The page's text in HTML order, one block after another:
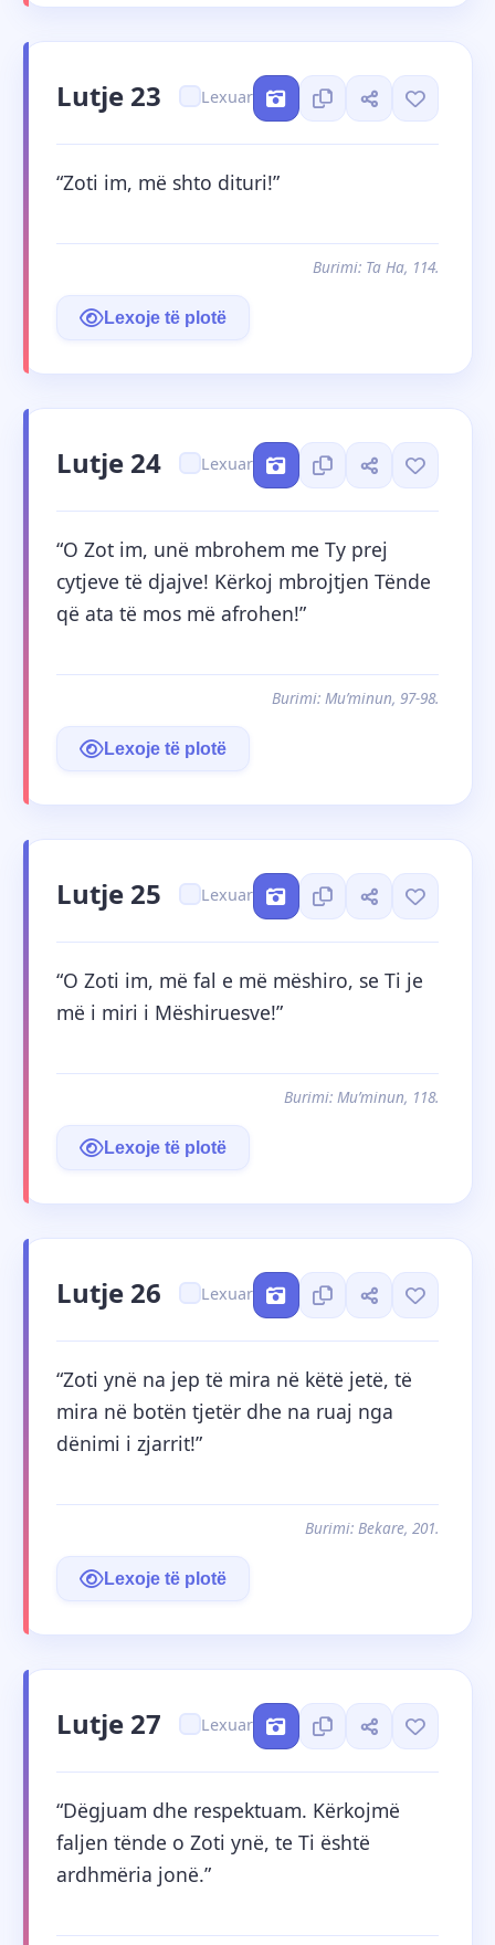
Lutje 23 Lexuar
“Zoti im, më shto dituri!”
Burimi: Ta Ha, 114.
Lexoje të plotë
Lutje 24 Lexuar
“O Zot im, unë mbrohem me Ty prej
cytjeve të djajve! Kërkoj mbrojtjen Tënde
që ata të mos më afrohen!”
Burimi: Mu’minun, 97-98.
Lexoje të plotë
Lutje 25 Lexuar
“O Zoti im, më fal e më mëshiro, se Ti je
më i miri i Mëshiruesve!”
Burimi: Mu’minun, 118.
Lexoje të plotë
Lutje 26 Lexuar
“Zoti ynë na jep të mira në këtë jetë, të
mira në botën tjetër dhe na ruaj nga
dënimi i zjarrit!”
Burimi: Bekare, 201.
Lexoje të plotë
Lutje 27 Lexuar
“Dëgjuam dhe respektuam. Kërkojmë
faljen tënde o Zoti ynë, te Ti është
ardhmëria jonë.”